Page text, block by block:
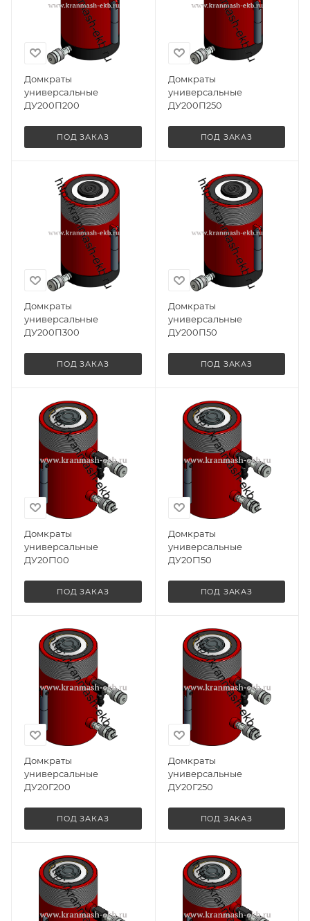
Домкраты
универсальные
ДУ200П200
ПОД ЗАКАЗ
Домкраты
универсальные
ДУ200П250
ПОД ЗАКАЗ
Домкраты
универсальные
ДУ200П300
ПОД ЗАКАЗ
Домкраты
универсальные
ДУ200П50
ПОД ЗАКАЗ
Домкраты
универсальные
ДУ20Г100
ПОД ЗАКАЗ
Домкраты
универсальные
ДУ20Г150
ПОД ЗАКАЗ
Домкраты
универсальные
ДУ20Г200
ПОД ЗАКАЗ
Домкраты
универсальные
ДУ20Г250
ПОД ЗАКАЗ